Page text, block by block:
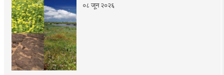
०८ जून २०२६